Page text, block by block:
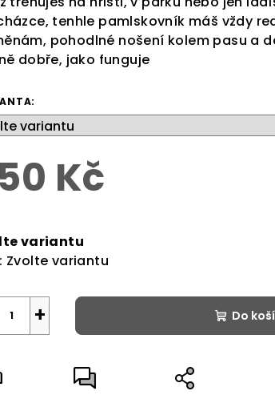
tenhle pamlskovník máš vždy
pohodlné nošení kolem pasu a
dobře, jako funguje
Kč
variantu
Zvolte variantu
+ Do